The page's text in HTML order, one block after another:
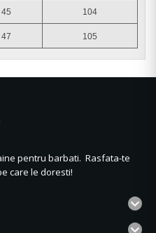
45 104
47 105
pentru barbati. Rasfata-te
care le doresti!